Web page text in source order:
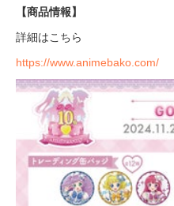
【商品情報】
詳細はこちら
https://www.animebako.com/